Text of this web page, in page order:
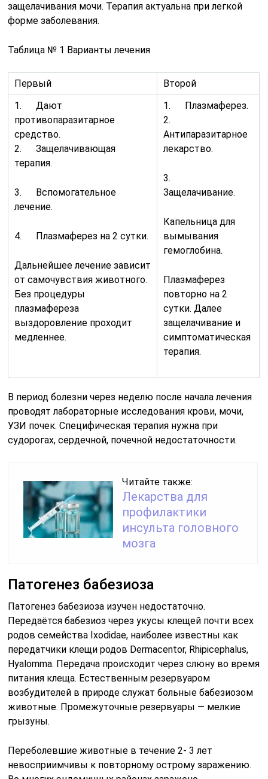
защелачивания мочи. Терапия актуальна при легкой
форме заболевания.
Таблица № 1 Варианты лечения
Первый
Второй
1. Дают
противопаразитарное
средство.
2. Защелачивающая
терапия.
3. Вспомогательное
лечение.
4. Плазмаферез на 2 сутки.
Дальнейшее лечение зависит
от самочувствия животного.
Без процедуры
плазмафереза
выздоровление проходит
медленнее.
1. Плазмаферез.
2.
Антипаразитарное
лекарство.
3.
Защелачивание.
Капельница для
вымывания
гемоглобина.
Плазмаферез
повторно на 2
сутки. Далее
защелачивание и
симптоматическая
терапия.
В период болезни через неделю после начала лечения
проводят лабораторные исследования крови, мочи,
УЗИ почек. Специфическая терапия нужна при
судорогах, сердечной, почечной недостаточности.
Читайте также:
Лекарства для
профилактики
инсульта головного
мозга
Патогенез бабезиоза
Патогенез бабезиоза изучен недостаточно.
Передаётся бабезиоз через укусы клещей почти всех
родов семейства Ixodidae, наиболее известны как
передатчики клещи родов Dermacentor, Rhipicephalus,
Hyalomma. Передача происходит через слюну во время
питания клеща. Естественным резервуаром
возбудителей в природе служат больные бабезиозом
животные. Промежуточные резервуары — мелкие
грызуны.
Переболевшие животные в течение 2- 3 лет
невосприимчивы к повторному острому заражению.